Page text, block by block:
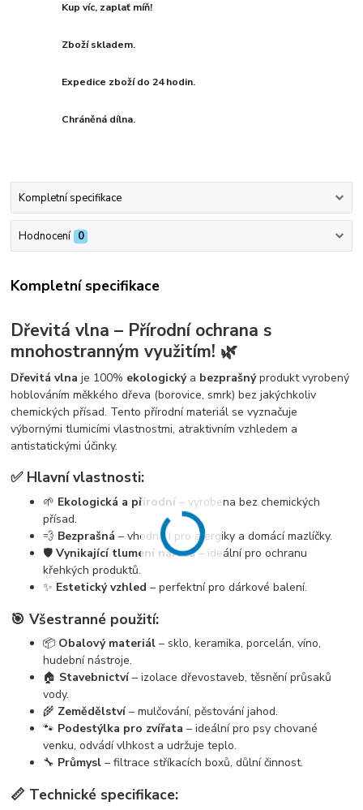
Kup víc, zaplať míň!
Zboží skladem.
Expedice zboží do 24 hodin.
Chráněná dílna.
Kompletní specifikace
Hodnocení 0
Kompletní specifikace
Dřevitá vlna – Přírodní ochrana s
mnohostranným využitím! 🌿
Dřevitá vlna je 100% ekologickýa bezprašnýprodukt vyrobený
hoblováním měkkého dřeva (borovice, smrk) bez jakýchkoliv
chemických přísad. Tento přírodní materiál se vyznačuje
výbornými tlumicími vlastnostmi, atraktivním vzhledem a
antistatickými účinky.
✅ Hlavní vlastnosti:
🌱 Ekologická a přírodní – vyrobena bez chemických
přísad.
💨 Bezprašná – vhodná i pro alergiky a domácí mazlíčky.
🛡️Vynikající tlumení nárazů– ideální pro ochranu
křehkých produktů.
✨ Estetický vzhled – perfektní pro dárkové balení.
🎯 Všestranné použití:
📦 Obalový materiál – sklo, keramika, porcelán, víno,
hudební nástroje.
🏠 Stavebnictví– izolace dřevostaveb, těsnění průsaků
vody.
🌾 Zemědělství– mulčování, pěstování jahod.
🐾 Podestýlka pro zvířata – ideální pro psy chované
venku, odvádí vlhkost a udržuje teplo.
🔧 Průmysl – filtrace stříkacích boxů, důlní činnost.
📏 Technické specifikace: